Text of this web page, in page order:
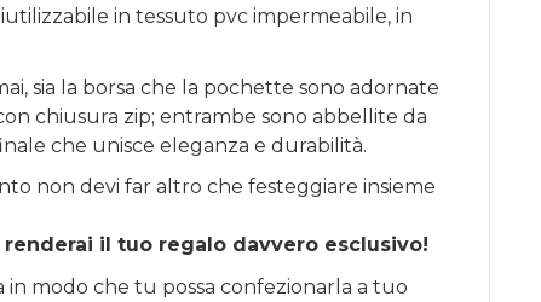
in tessuto pvc impermeabile, in
sia la borsa che la pochette sono adornate
chiusura zip; entrambe sono abbellite da
che unisce eleganza e durabilità.
non devi far altro che festeggiare insieme
il tuo regalo davvero esclusivo!
in modo che tu possa confezionarla a tuo